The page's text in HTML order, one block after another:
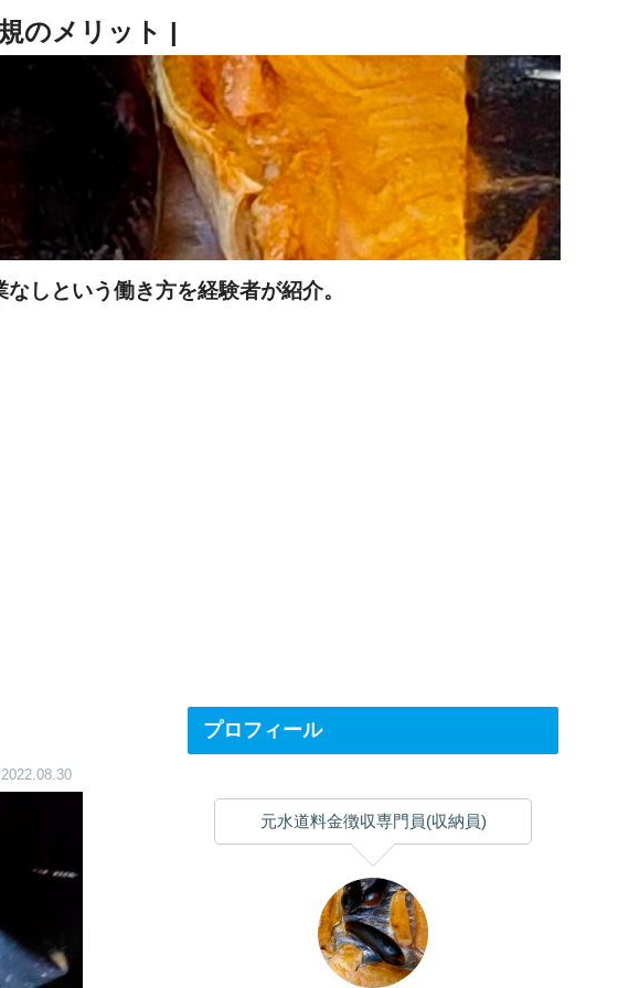
しという働き方を経験者が紹介。
2022.08.30
プロフィール
元水道料金徴収専門員(収納員)